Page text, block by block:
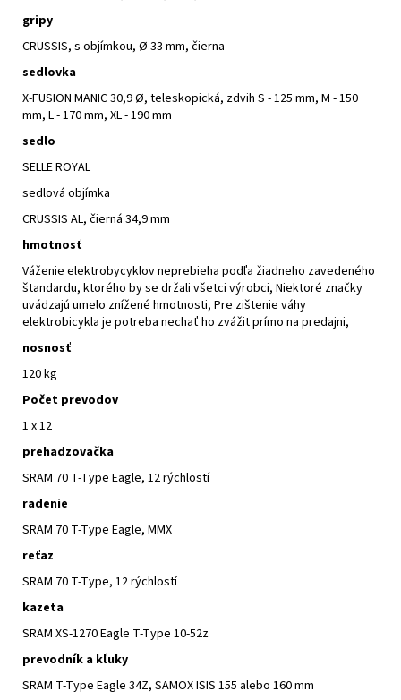
gripy
CRUSSIS, s objímkou, Ø 33 mm, čierna
sedlovka
X-FUSION MANIC 30,9 Ø, teleskopická, zdvih S - 125 mm, M - 150
mm, L - 170 mm, XL - 190 mm
sedlo
SELLE ROYAL
sedlová objímka
CRUSSIS AL, čierná 34,9 mm
hmotnosť
Váženie elektrobycyklov neprebieha podľa žiadneho zavedeného
štandardu, ktorého by se držali všetci výrobci, Niektoré značky
uvádzajú umelo znížené hmotnosti, Pre zištenie váhy
elektrobicykla je potreba nechať ho zvážit prímo na predajni,
nosnosť
120 kg
Počet prevodov
1 x 12
prehadzovačka
SRAM 70 T-Type Eagle, 12 rýchlostí
radenie
SRAM 70 T-Type Eagle, MMX
reťaz
SRAM 70 T-Type, 12 rýchlostí
kazeta
SRAM XS-1270 Eagle T-Type 10-52z
prevodník a kľuky
SRAM T-Type Eagle 34Z, SAMOX ISIS 155 alebo 160 mm